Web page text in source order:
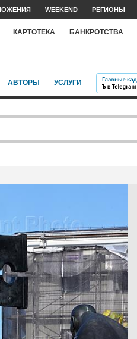
WEEKEND РЕГИОНЫ
КАРТОТЕКА БАНКРОТСТВА
АВТОРЫ УСЛУГИ